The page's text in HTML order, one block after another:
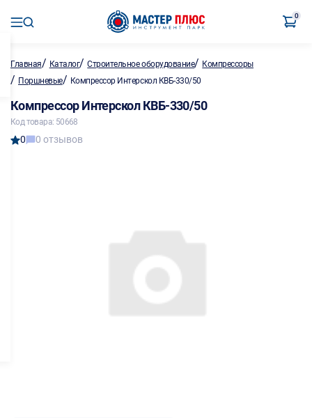
0
Главная/ Каталог/Строительное оборудование/ Компрессоры
/ Поршневые/ Компрессор Интерскол КВБ-330/50
Компрессор Интерскол КВБ-330/50
Код товара: 50668
0 0 отзывов